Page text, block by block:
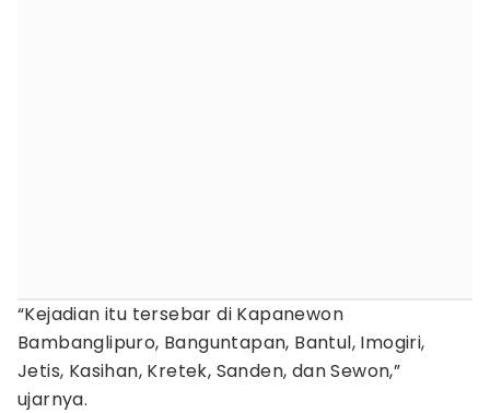
“Kejadian itu tersebar di Kapanewon
Bambanglipuro, Banguntapan, Bantul, Imogiri,
Jetis, Kasihan, Kretek, Sanden, dan Sewon,”
ujarnya.